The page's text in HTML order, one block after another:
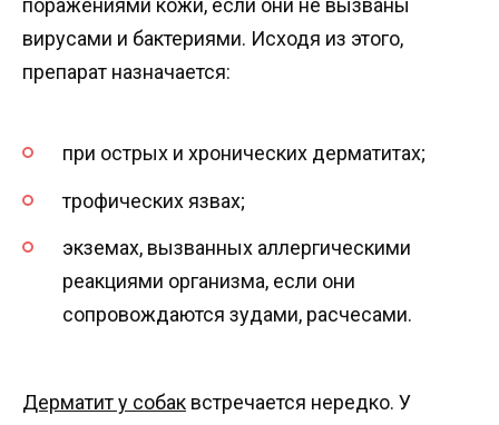
поражениями кожи, если они не вызваны
вирусами и бактериями. Исходя из этого,
препарат назначается:
при острых и хронических дерматитах;
трофических язвах;
экземах, вызванных аллергическими
реакциями организма, если они
сопровождаются зудами, расчесами.
Дерматит у собак встречается нередко. У